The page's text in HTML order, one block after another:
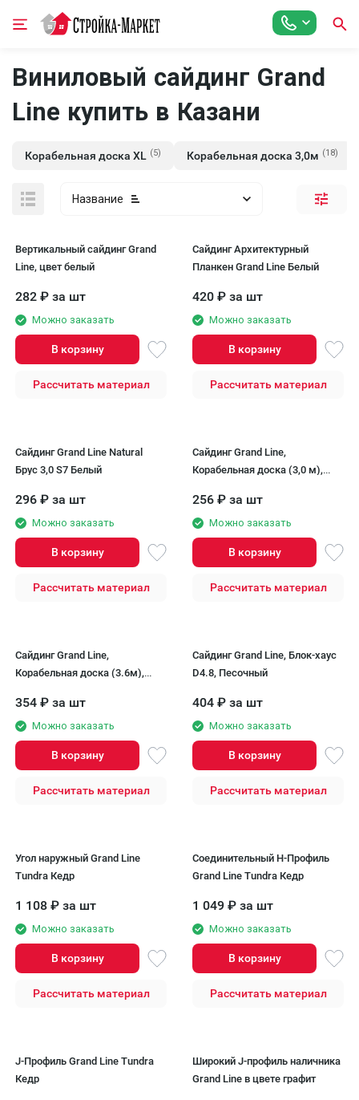
Виниловый сайдинг Grand
Line купить в Казани
Корабельная доска XL (5) Корабельная доска 3,0м (18)
Название
Вертикальный сайдинг Grand
Line, цвет белый
282 ₽ за шт
Можно заказать
В корзину
Рассчитать материал
Сайдинг Архитектурный
Планкен Grand Line Белый
420 ₽ за шт
Можно заказать
В корзину
Рассчитать материал
Сайдинг Grand Line Natural
Брус 3,0 S7 Белый
296 ₽ за шт
Можно заказать
В корзину
Рассчитать материал
Сайдинг Grand Line,
Корабельная доска (3,0 м),
256 ₽ за шт
Можно заказать
В корзину
Рассчитать материал
Сайдинг Grand Line,
Корабельная доска (3.6м),
354 ₽ за шт
Можно заказать
В корзину
Рассчитать материал
Сайдинг Grand Line, Блок-хаус
D4.8, Песочный
404 ₽ за шт
Можно заказать
В корзину
Рассчитать материал
Угол наружный Grand Line
Tundra Кедр
1 108 ₽ за шт
Можно заказать
В корзину
Рассчитать материал
Соединительный H-Профиль
Grand Line Tundra Кедр
1 049 ₽ за шт
Можно заказать
В корзину
Рассчитать материал
J-Профиль Grand Line Tundra
Кедр
Широкий J-профиль наличника
Grand Line в цвете графит